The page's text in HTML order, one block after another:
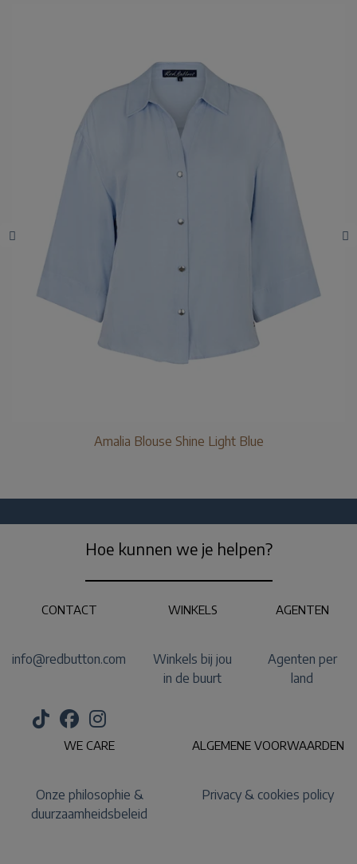
Amalia Blouse Shine Light Blue
Hoe kunnen we je helpen?
CONTACT
info@redbutton.com
WINKELS
Winkels bij jou
in de buurt
AGENTEN
Agenten per
land
WE CARE
Onze philosophie &
duurzaamheidsbeleid
ALGEMENE VOORWAARDEN
Privacy & cookies policy